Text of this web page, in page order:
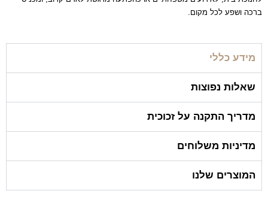
ברכה ושפע לכל מקום.
מידע כללי
שאלות נפוצות
מדריך התקנה על זכוכית
מדיניות משלוחים
המוצרים שלנו